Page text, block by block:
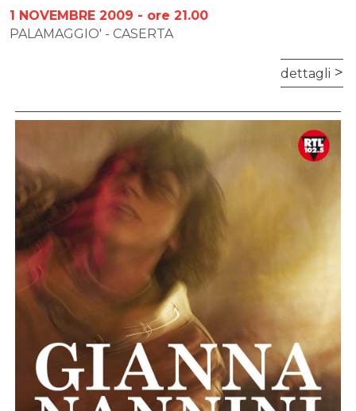
1 NOVEMBRE 2009 - ore 21.00
PALAMAGGIO' - CASERTA
dettagli